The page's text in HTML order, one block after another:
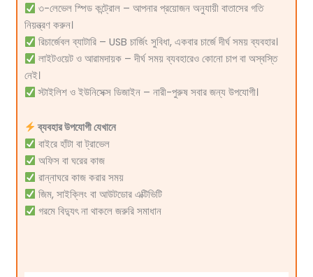
৩-লেভেল স্পিড কন্ট্রোল – আপনার প্রয়োজন অনুযায়ী বাতাসের গতি
নিয়ন্ত্রণ করুন।
রিচার্জেবল ব্যাটারি – USB চার্জিং সুবিধা, একবার চার্জে দীর্ঘ সময় ব্যবহার।
লাইটওয়েট ও আরামদায়ক – দীর্ঘ সময় ব্যবহারেও কোনো চাপ বা অস্বস্তি
নেই।
স্টাইলিশ ও ইউনিসেক্স ডিজাইন – নারী-পুরুষ সবার জন্য উপযোগী।
ব্যবহার উপযোগী যেখানে
বাইরে হাঁটা বা ট্রাভেল
অফিস বা ঘরের কাজ
রান্নাঘরে কাজ করার সময়
জিম, সাইক্লিং বা আউটডোর এক্টিভিটি
গরমে বিদ্যুৎ না থাকলে জরুরি সমাধান